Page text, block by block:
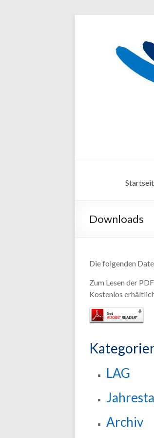
Downloads
Die folgenden
Zum Lesen der
Kostenlos
LAG
Archiv